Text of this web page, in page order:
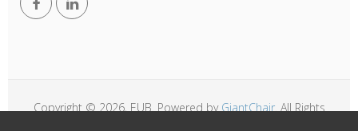
Copyright © 2026, EUB. Powered by GiantChair. All Rights